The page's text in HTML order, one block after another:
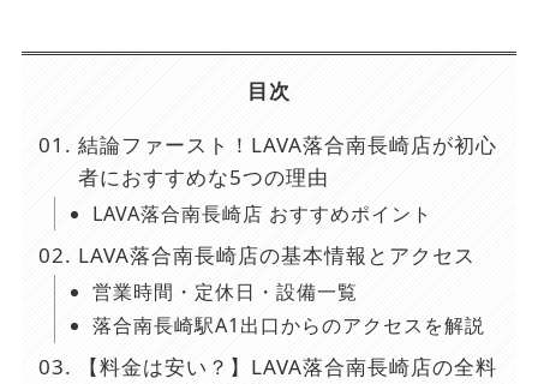
目次
結論ファースト！LAVA落合南長崎店が初心
者におすすめな5つの理由
LAVA落合南長崎店 おすすめポイント
LAVA落合南長崎店の基本情報とアクセス
営業時間・定休日・設備一覧
落合南長崎駅A1出口からのアクセスを解説
【料金は安い？】LAVA落合南長崎店の全料